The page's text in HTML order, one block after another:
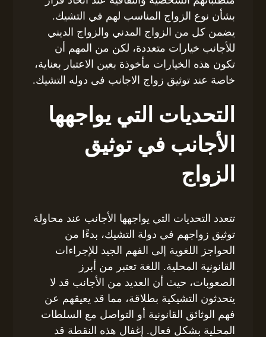
بشأن نوع الزواج المناسب لهم في التشيك.
يضمن كل من الزواج المدني والزواج الديني
للأجانب خيارات متعددة، لكن من المهم أن
تكون هذه الخيارات مأخوذة بعين الاعتبار بعناية،
خاصة عند توثيق زواج الاجانب فى دوله التشيك.
التحديات التي يواجهها
الأجانب في توثيق
الزواج
تتعدد التحديات التي يواجهها الأجانب عند محاولة
توثيق زواجهم في دولة التشيك، بدءًا من
الحواجز اللغوية إلى الفهم الجيد للإجراءات
القانونية المحلية. اللغة تعتبر من أبرز
الصعوبات، حيث أن العديد من الأجانب قد لا
يتحدثون التشيكية بطلاقة، مما قد يعيقهم عن
فهم الوثائق القانونية أو التواصل مع السلطات
المحلية بشكل فعال. إغفال هذه النقطة قد